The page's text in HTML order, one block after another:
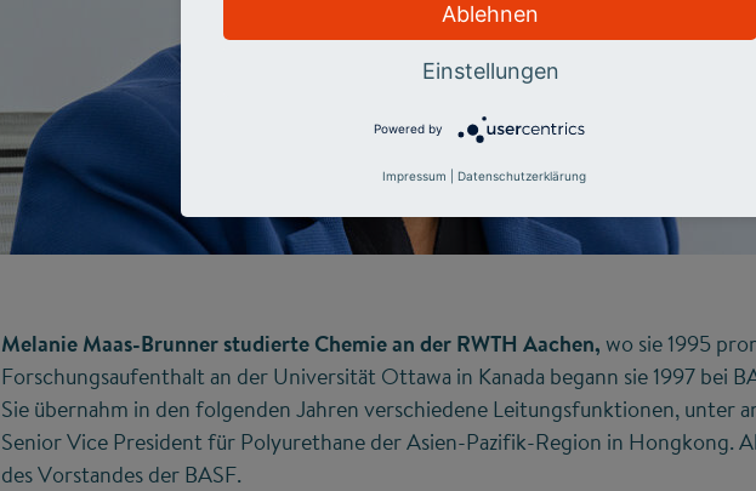
Melanie Maas-Brunner studierte Chemie an der RWTH Aachen, wo sie 1995
Forschungsaufenthalt an der Universität Ottawa in Kanada begann sie 1997 bei
Sie übernahm in den folgenden Jahren verschiedene Leitungsfunktionen, unter
Senior Vice President für Polyurethane der Asien-Pazifik-Region in Hongkong.
des Vorstandes der BASF.
Ablehnen
Einstellungen
Powered by
Impressum Datenschutzerklärung